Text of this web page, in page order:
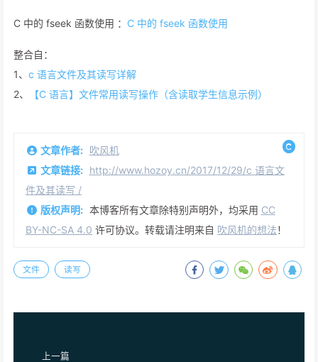
C 中的 fseek 函数使用 ： C 中的 fseek 函数使用
整合自：
1、 c 语言文件及其读写详解
2、
【C 语言】文件常用读写操作（含读取学生信息示例）
文章作者: 吹风机
文章链接: http://www.hozoy.cn/2017/12/29/c 语言文
件及其读写 /
版权声明: 本博客所有文章除特别声明外，均采用 CC
BY-NC-SA 4.0 许可协议。转载请注明来自 吹风机的想法！
文件 读写
上一篇